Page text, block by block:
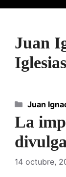
Juan
Iglesias
La
14 octubre,
Juan